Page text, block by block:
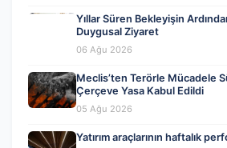
Yıllar Süren Bekleyişin
Duygusal Ziyaret
06 Ağu 2026
Meclis’ten Terörle Mücadele
Çerçeve Yasa Kabul Edildi
05 Ağu 2026
Yatırım araçlarının haftalık